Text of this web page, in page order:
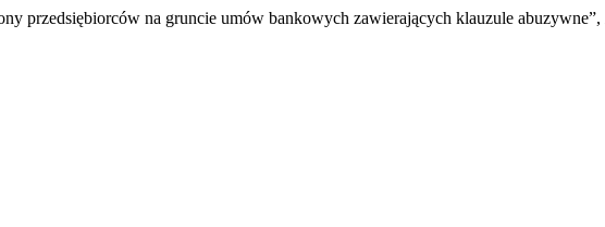
przedsiębiorców na gruncie umów bankowych zawierających klauzule abuzywne”,